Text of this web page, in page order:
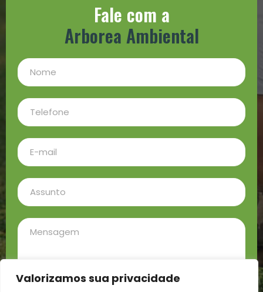
Valorizamos sua privacidade
Fale com a
Arborea Ambiental